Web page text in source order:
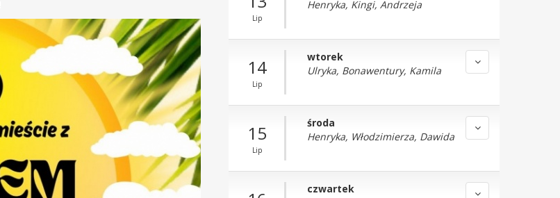
Lip
Henryka, Kingi, Andrzeja
14
Lip
wtorek
Ulryka, Bonawentury, Kamila
15
Lip
środa
Henryka, Włodzimierza, Dawida
czwartek